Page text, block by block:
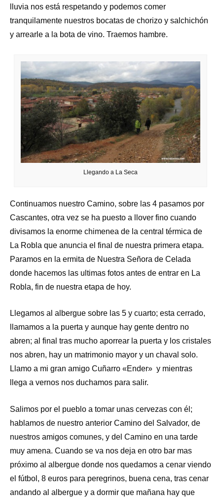
lluvia nos está respetando y podemos comer
tranquilamente nuestros bocatas de chorizo y salchichón
y arrearle a la bota de vino. Traemos hambre.
Llegando a La Seca
Continuamos nuestro Camino, sobre las 4 pasamos por
Cascantes, otra vez se ha puesto a llover fino cuando
divisamos la enorme chimenea de la central térmica de
La Robla que anuncia el final de nuestra primera etapa.
Paramos en la ermita de Nuestra Señora de Celada
donde hacemos las ultimas fotos antes de entrar en La
Robla, fin de nuestra etapa de hoy.
Llegamos al albergue sobre las 5 y cuarto; esta cerrado,
llamamos a la puerta y aunque hay gente dentro no
abren; al final tras mucho aporrear la puerta y los cristales
nos abren, hay un matrimonio mayor y un chaval solo.
Llamo a mi gran amigo Cuñarro «Ender» y mientras
llega a vernos nos duchamos para salir.
Salimos por el pueblo a tomar unas cervezas con él;
hablamos de nuestro anterior Camino del Salvador, de
nuestros amigos comunes, y del Camino en una tarde
muy amena. Cuando se va nos deja en otro bar mas
próximo al albergue donde nos quedamos a cenar viendo
el fútbol, 8 euros para peregrinos, buena cena, tras cenar
andando al albergue y a dormir que mañana hay que